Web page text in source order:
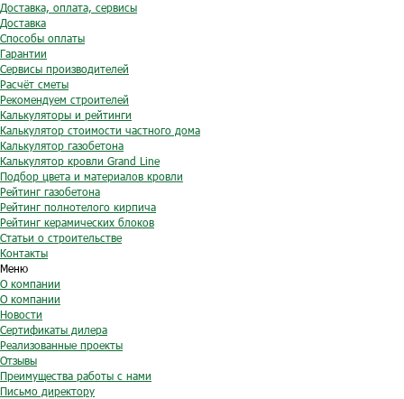
Доставка, оплата, сервисы
Доставка
Способы оплаты
Гарантии
Сервисы производителей
Расчёт сметы
Рекомендуем строителей
Калькуляторы и рейтинги
Калькулятор стоимости частного дома
Калькулятор газобетона
Калькулятор кровли Grand Line
Подбор цвета и материалов кровли
Рейтинг газобетона
Рейтинг полнотелого кирпича
Рейтинг керамических блоков
Статьи о строительстве
Контакты
Меню
О компании
О компании
Новости
Сертификаты дилера
Реализованные проекты
Отзывы
Преимущества работы с нами
Письмо директору